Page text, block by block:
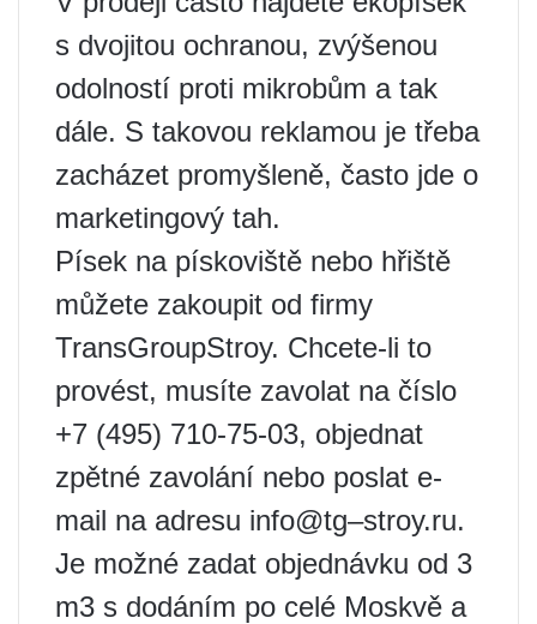
s dvojitou ochranou, zvýšenou
odolností proti mikrobům a tak
dále. S takovou reklamou je třeba
zacházet promyšleně, často jde o
marketingový tah.
Písek na pískoviště nebo hřiště
můžete zakoupit od firmy
TransGroupStroy. Chcete-li to
provést, musíte zavolat na číslo
+7 (495) 710-75-03, objednat
zpětné zavolání nebo poslat e-
mail na adresu info@tg–stroy.ru.
Je možné zadat objednávku od 3
m3 s dodáním po celé Moskvě a